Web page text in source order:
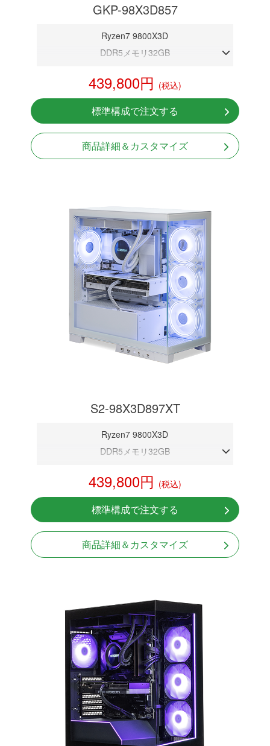
GKP-98X3D857
Ryzen7 9800X3D
DDR5メモリ32GB
NVMeSSD 1TB
無線LAN Bluetooth対応
Windows11 Home 64bit
439,800円 (税込)
標準構成で注文する
商品詳細＆カスタマイズ
S2-98X3D897XT
Ryzen7 9800X3D
DDR5メモリ32GB
NVMeSSD 1TB
無線LAN Bluetooth対応
Windows11 Home 64bit
439,800円 (税込)
標準構成で注文する
商品詳細＆カスタマイズ